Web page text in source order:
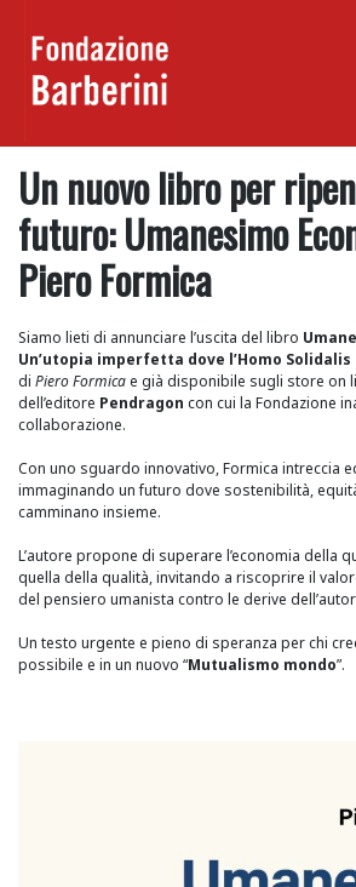
contentUn nuovo libro per
futuro: Umanesimo
Piero Formica
Siamo lieti di annunciare l’uscita del libro
Un’utopia imperfetta dove l’Homo
di Piero Formicae già disponibile sugli store on
dell’editore Pendragon con cui la Fondazione
collaborazione.
Con uno sguardo innovativo, Formica intreccia
immaginando un futuro dove sostenibilità,
camminano insieme.
L’autore propone di superare l’economia della
quella della qualità, invitando a riscoprire il
del pensiero umanista contro le derive
Un testo urgente e pieno di speranza per chi
possibile e in un nuovo “Mutualismo mondo”.